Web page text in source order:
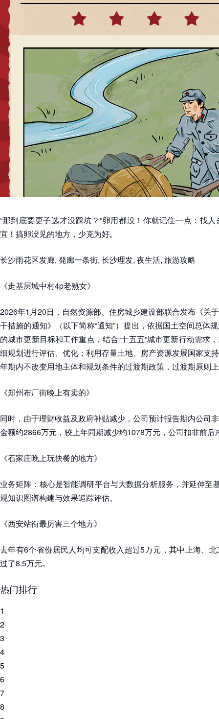
“那到底要更子选才没踩坑？”卵用都没！你就记住一点：找
宜！搞卵没见的地方，少克为好。
长沙雨花区发廊, 発廊一条街, 长沙理发, 夜生活, 旅游攻略
《走基层城中村4p老熟女》
2026年1月20日，自然资源部、住房城乡建设部联合发布《关
干措施的通知》（以下简称“通知”）提出，依据国土空间总体
的城市更新目标和工作重点，结合“十五五”城市更新行动需求
细规划进行评估、优化；利用存量土地、房产资源发展国家支
年期内不改变用地主体和规划条件的过渡期政策，过渡期原则
《郑州布厂街晚上有卖的》
同时，由于理财收益及政府补贴减少，公司预计报告期内公司
金额约2866万元，较上年同期减少约1078万元，公司扣非前后
《石家庄晚上玩快餐的地方》
业务矩阵：核心是智能调研平台与大数据分析服务，并延伸至
规知识图谱构建与效果追踪评估。
《西安站衔最厉害三个地方》
去年有6个省份居民人均可支配收入超过5万元，其中上海、
过了8.5万元。
热门排行
1
2
3
4
5
6
7
8